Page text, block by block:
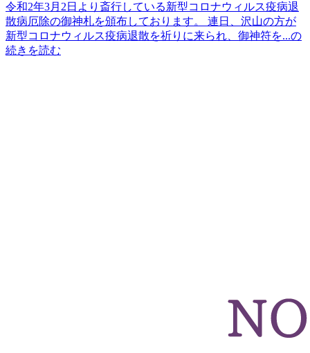
令和2年3月2日より斎行している新型コロナウィルス疫病退
散病厄除の御神札を頒布しております。 連日、沢山の方が
新型コロナウィルス疫病退散を祈りに来られ、御神符を...の
続きを読む